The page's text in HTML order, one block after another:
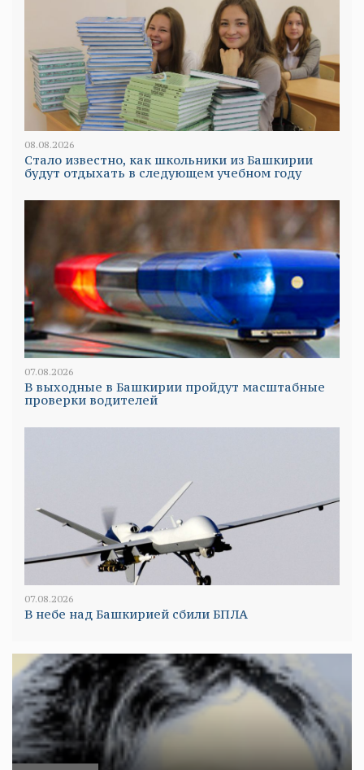
08.08.2026
Стало известно, как школьники из Башкирии
будут отдыхать в следующем учебном году
07.08.2026
В выходные в Башкирии пройдут масштабные
проверки водителей
07.08.2026
В небе над Башкирией сбили БПЛА